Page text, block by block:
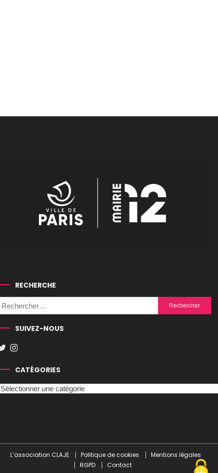
RECHERCHE
Rechercher :
SUIVEZ-NOUS
CATÉGORIES
L’association CLAJE Politique de cookies
Mentions légales
RGPD
Contact